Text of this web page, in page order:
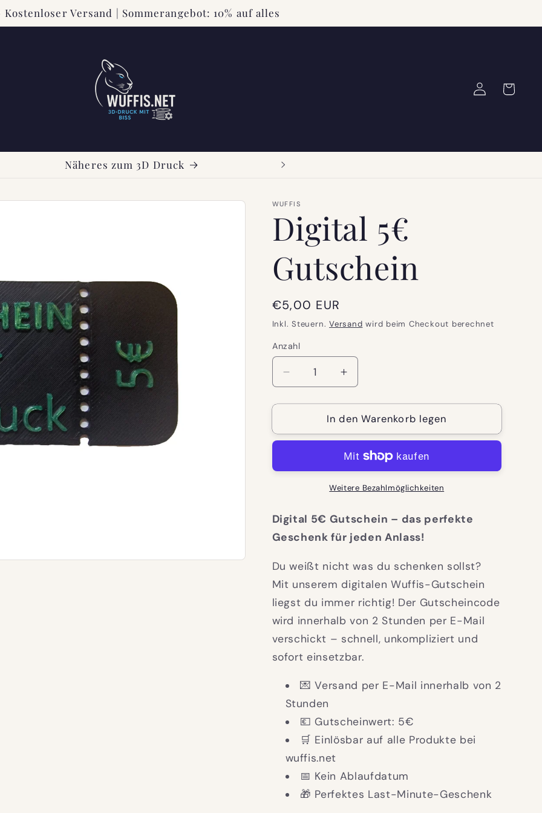
Kostenloser Versand | Sommerangebot: 10% auf alles
EinloggenWarenkorb
Näheres zum 3D Druck
WUFFIS
Digital 5€
Gutschein
Normaler
Preis
€5,00 EUR
Inkl. Steuern.Versand wird beim Checkout berechnet
Anzahl
Verringere
die
Menge
Digital
Erhöhe
die
Menge
für
Digital
Gutschein
In den Warenkorb legen
Weitere Bezahlmöglichkeiten
Digital 5€ Gutschein – das perfekte
Geschenk für jeden Anlass!
Du weißt nicht was du schenken sollst?
Mit unserem digitalen Wuffis-Gutschein
liegst du immer richtig! Der Gutscheincode
wird innerhalb von 2 Stunden per E-Mail
verschickt – schnell, unkompliziert und
sofort einsetzbar.
💌 Versand per E-Mail innerhalb von 2
Stunden
💶 Gutscheinwert: 5€
🛒 Einlösbar auf alle Produkte bei
wuffis.net
📅 Kein Ablaufdatum
🎁 Perfektes Last-Minute-Geschenk